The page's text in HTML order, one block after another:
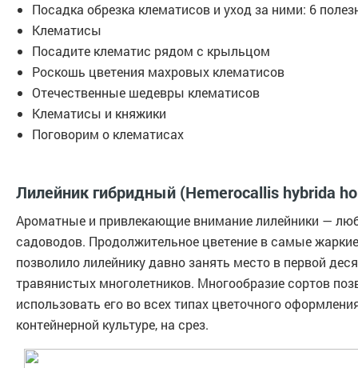
Посадка обрезка клематисов и уход за ними: 6
Клематисы
Посадите клематис рядом с крыльцом
Роскошь цветения махровых клематисов
Отечественные шедевры клематисов
Клематисы и княжики
Поговорим о клематисах
Лилейник гибридный (Hemerocallis hybrida
Ароматные и привлекающие внимание лилейники —
садоводов. Продолжительное цветение в самые
позволило лилейнику давно занять место в первой
травянистых многолетников. Многообразие сортов
использовать его во всех типах цветочного
контейнерной культуре, на срез.